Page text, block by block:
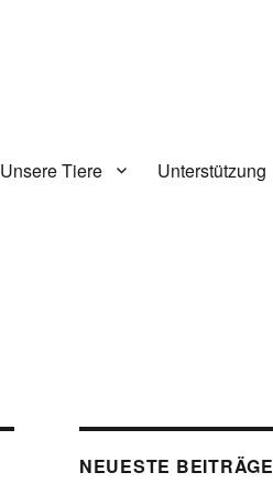
Unsere Tiere Unterstützung
NEUESTE BEITRÄGE